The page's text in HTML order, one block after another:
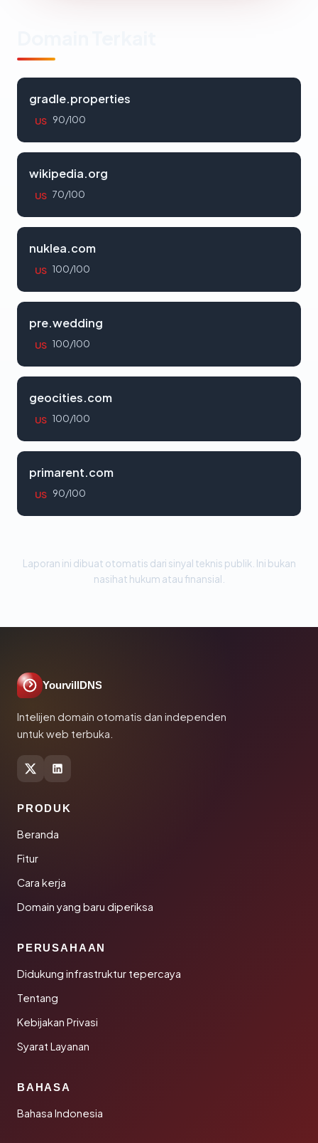
gradle.properties
US 90/100
wikipedia.org
US 70/100
nuklea.com
US 100/100
pre.wedding
US 100/100
geocities.com
US 100/100
primarent.com
US 90/100
Laporan ini dibuat otomatis dari sinyal teknis publik. Ini bukan
nasihat hukum atau finansial.
YourvillDNS
Intelijen domain otomatis dan independen
untuk web terbuka.
PRODUK
Beranda
Fitur
Cara kerja
Domain yang baru diperiksa
PERUSAHAAN
Didukung infrastruktur tepercaya
Tentang
Kebijakan Privasi
Syarat Layanan
BAHASA
Bahasa Indonesia